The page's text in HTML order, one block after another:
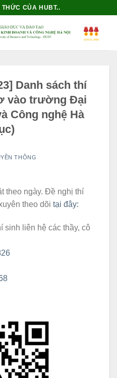
CỦA HUBT..
Danh sách thí
vào trường Đại
Công nghệ Hà
THÔNG
theo ngày. Đề nghị thí
theo dõi tại đây:
sinh liên hệ các thầy, cô